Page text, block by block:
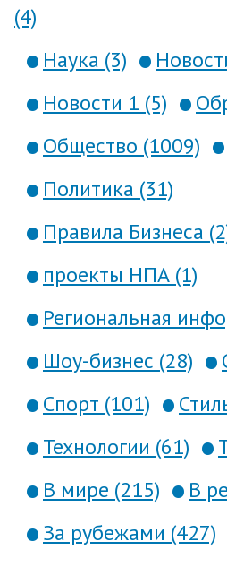
(4)
Наука (3)
Новости 1 (5)
Общество (1009)
Политика (31)
Правила Бизнеса
проекты НПА (1)
Региональная
Шоу-бизнес (28)
Спорт (101)
Технологии (61)
В мире (215)
В
За рубежами (427)